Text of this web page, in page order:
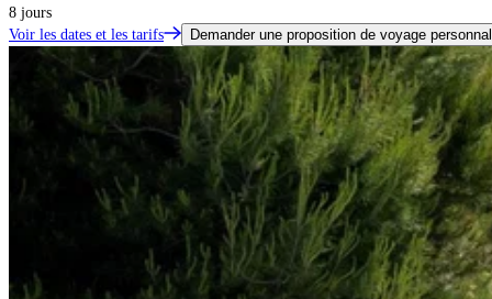
8 jours
Voir les dates et les tarifs
Demander une proposition de voyage